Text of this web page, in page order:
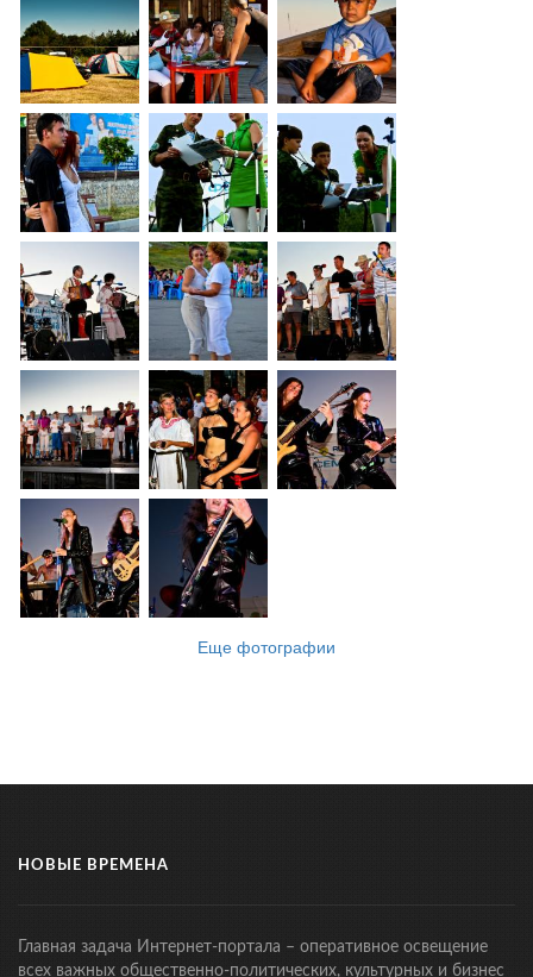
Еще фотографии
НОВЫЕ ВРЕМЕНА
Главная задача Интернет-портала – оперативное освещение
всех важных общественно-политических, культурных и бизнес